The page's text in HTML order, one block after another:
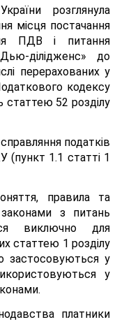
розглянула
місця постачання
ПДВ і питання
ділідженс» до
перерахованих у
кодексу
статтею 52 розділу
податків
(пункт 1.1 статті 1
правила та
з питань
виключно для
статтею 1 розділу
застосовуються у
у
платники